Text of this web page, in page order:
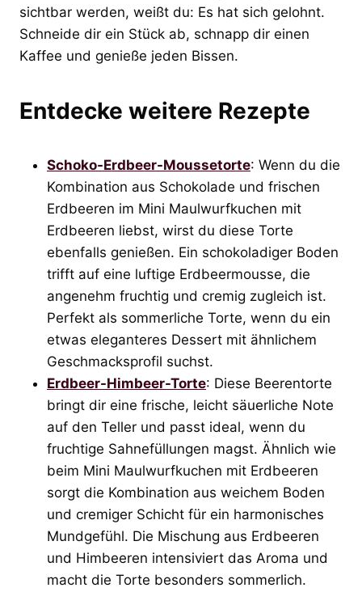
sichtbar werden, weißt du: Es hat sich gelohnt.
Schneide dir ein Stück ab, schnapp dir einen
Kaffee und genieße jeden Bissen.
Entdecke weitere Rezepte
Schoko-Erdbeer-Moussetorte: Wenn du die
Kombination aus Schokolade und frischen
Erdbeeren im Mini Maulwurfkuchen mit
Erdbeeren liebst, wirst du diese Torte
ebenfalls genießen. Ein schokoladiger Boden
trifft auf eine luftige Erdbeermousse, die
angenehm fruchtig und cremig zugleich ist.
Perfekt als sommerliche Torte, wenn du ein
etwas eleganteres Dessert mit ähnlichem
Geschmacksprofil suchst.
Erdbeer-Himbeer-Torte: Diese Beerentorte
bringt dir eine frische, leicht säuerliche Note
auf den Teller und passt ideal, wenn du
fruchtige Sahnefüllungen magst. Ähnlich wie
beim Mini Maulwurfkuchen mit Erdbeeren
sorgt die Kombination aus weichem Boden
und cremiger Schicht für ein harmonisches
Mundgefühl. Die Mischung aus Erdbeeren
und Himbeeren intensiviert das Aroma und
macht die Torte besonders sommerlich.